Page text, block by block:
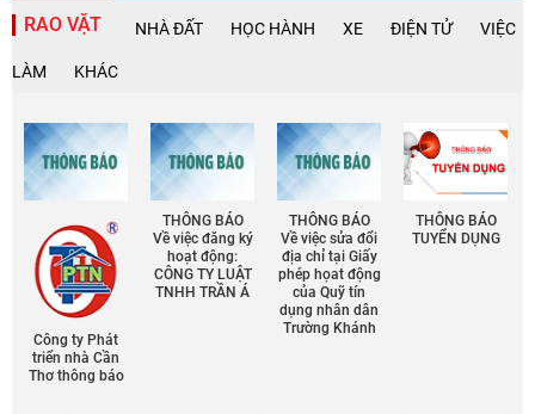
RAO VẶT NHÀ ĐẤT HỌC HÀNH XE ĐIỆN TỬ VIỆC
LÀM KHÁC
Công ty Phát
triển nhà Cần
Thơ thông báo
THÔNG BÁO
Về việc đăng ký
hoạt động:
CÔNG TY LUẬT
TNHH TRẦN Á
THÔNG BÁO
Về việc sửa đổi
địa chỉ tại Giấy
phép họat động
của Quỹ tín
dụng nhân dân
Trường Khánh
THÔNG BÁO
TUYỂN DỤNG